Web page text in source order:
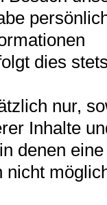
dies
nur,
Inhalte
denen eine
nicht